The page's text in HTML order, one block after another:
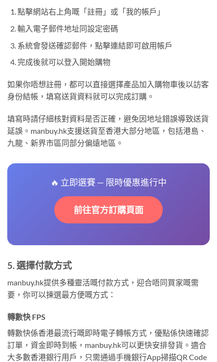
點擊網站右上角嘅「註冊」或「我的帳戶」
輸入電子郵件地址同設定密碼
系統會發送確認郵件，點擊連結即可啟用帳戶
完成後就可以登入開始購物
如果你唔想註冊，都可以直接選擇產品加入購物車後以訪客
身份結帳，填寫送貨資料就可以完成訂購。
填寫時請仔細核對資料是否正確，避免因地址錯誤導致送貨
延誤。manbuy.hk支援送貨至香港大部分地區，包括港島、
九龍、新界市區同部分偏遠地區。
🔥 立即選賽 — 限時優惠進行中
前往官方訂購頁面
5. 選擇付款方式
manbuy.hk提供多種靈活嘅付款方式，迎合唔同買家嘅需
要，你可以揀選最方便嘅方式：
轉數快 FPS
轉數快係香港最流行嘅即時電子轉帳方式，優點係快速確認
訂單，資金即時到帳，manbuy.hk可以更快安排發貨。適合
大多數香港銀行用戶，只需通過手機銀行App掃描QR Code